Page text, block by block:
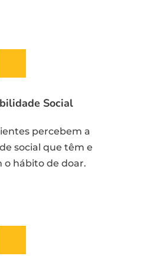
Social
percebem a
social que têm e
o hábito de doar.